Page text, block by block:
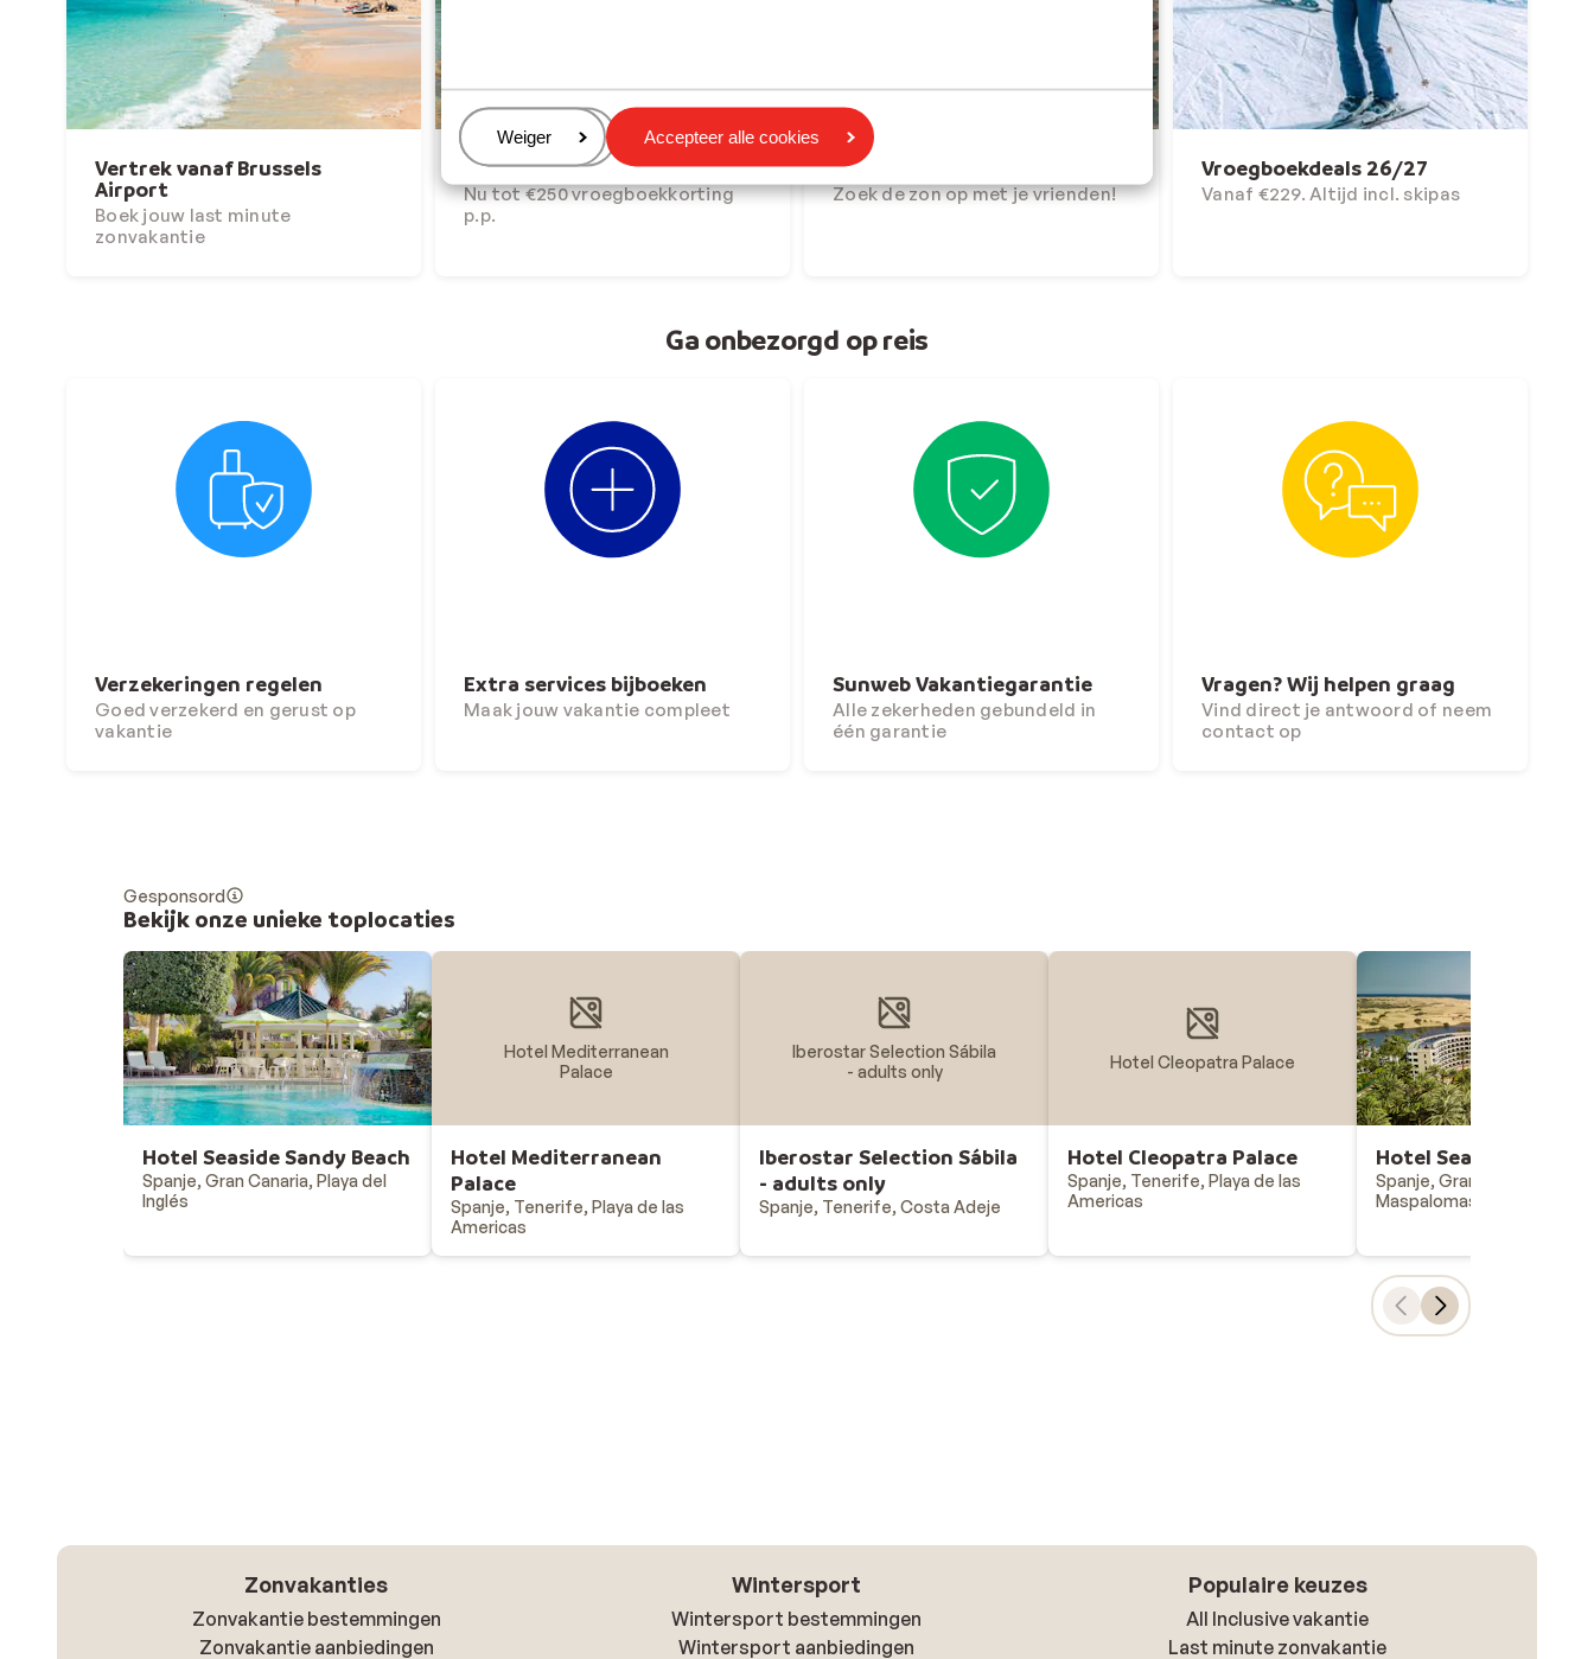
Beheren
Weiger Accepteer alle cookies
Vertrek vanaf Brussels
Airport
Boek jouw last minute
zonvakantie
Winterzonvakanties 26/27
Nu tot €250 vroegboekkorting
p.p.
Examenreizen naar de zon
Zoek de zon op met je vrienden!
Vroegboekdeals 26/27
Vanaf €229. Altijd incl. skipas
Ga onbezorgd op reis
Verzekeringen regelen
Goed verzekerd en gerust op
vakantie
Extra services bijboeken
Maak jouw vakantie compleet
Sunweb Vakantiegarantie
Alle zekerheden gebundeld in
één garantie
Vragen? Wij helpen graag
Vind direct je antwoord of neem
contact op
Gesponsord
Bekijk onze unieke toplocaties
Hotel Seaside Sandy Beach
Spanje, Gran Canaria, Playa del
Inglés
Hotel Mediterranean
Palace
Hotel Mediterranean
Palace
Spanje, Tenerife, Playa de las
Americas
Iberostar Selection Sábila
- adults only
Iberostar Selection Sábila
- adults only
Spanje, Tenerife, Costa Adeje
Hotel Cleopatra Palace
Hotel Cleopatra Palace
Spanje, Tenerife, Playa de las
Americas
Hotel Seaside Palm
Spanje, Gran Canaria,
Maspalomas
Zonvakanties
Zonvakantie bestemmingen
Zonvakantie aanbiedingen
Wintersport
Wintersport bestemmingen
Wintersport aanbiedingen
Populaire keuzes
All Inclusive vakantie
Last minute zonvakantie